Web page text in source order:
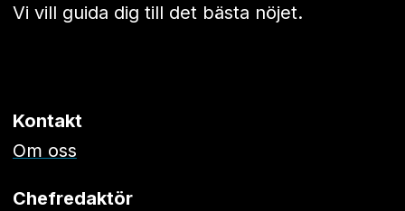
Vi vill guida dig till det bästa nöjet.
Kontakt
Om oss
Chefredaktör